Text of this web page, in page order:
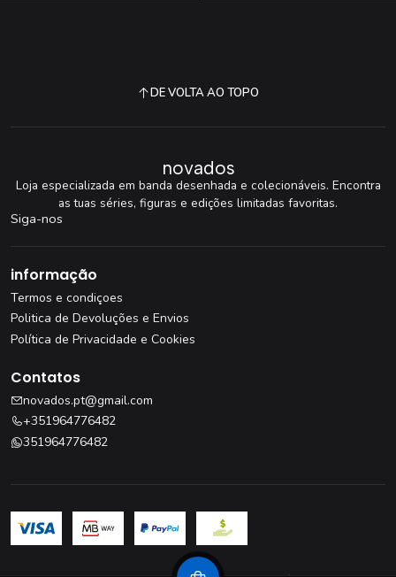
DE VOLTA AO TOPO
novados
Loja especializada em banda desenhada e colecionáveis. Encontra
as tuas séries, figuras e edições limitadas favoritas.
Siga-nos
informação
Termos e condiçoes
Politica de Devoluções e Envios
Política de Privacidade e Cookies
Contatos
novados.pt@gmail.com
+351964776482
351964776482